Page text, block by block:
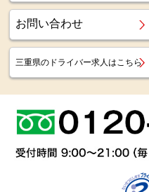
お問い合わせ
三重県のドライバー求人はこちら